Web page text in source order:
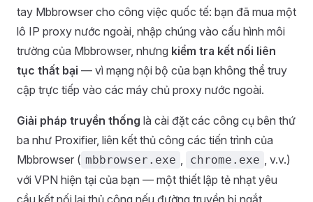
tay Mbbrowser cho công việc quốc tế: bạn đã mua một
lô IP proxy nước ngoài, nhập chúng vào cấu hình môi
trường của Mbbrowser, nhưng kiểm tra kết nối liên
tục thất bại — vì mạng nội bộ của bạn không thể truy
cập trực tiếp vào các máy chủ proxy nước ngoài.
Giải pháp truyền thống là cài đặt các công cụ bên thứ
ba như Proxifier, liên kết thủ công các tiến trình của
Mbbrowser ( mbbrowser.exe , chrome.exe , v.v.)
với VPN hiện tại của bạn — một thiết lập tẻ nhạt yêu
cầu kết nối lại thủ công nếu đường truyền bị ngắt.